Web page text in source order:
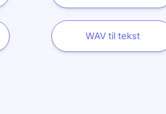
WAV til tekst